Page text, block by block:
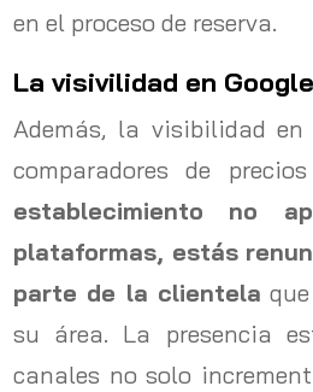
en el proceso de reserva.
La visivilidad en
Además, la visibilidad
comparadores de
establecimiento no
plataformas, estás
parte de la clientela
su área. La presencia
canales no solo